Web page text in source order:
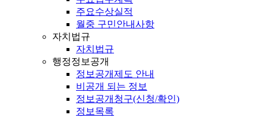
주요수상실적
월중 구민안내사항
자치법규
자치법규
행정정보공개
정보공개제도 안내
비공개 되는 정보
정보공개청구(신청/확인)
정보목록